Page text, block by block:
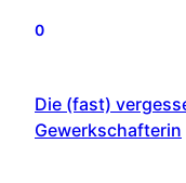
0
Die (fast)
Gewerkschafterin